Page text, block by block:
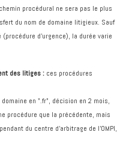
procédural ne sera pas le plus
du nom de domaine litigieux. Sauf
d’urgence), la durée varie
des litiges : ces procédures
domaine en ".fr", décision en 2 mois,
procédure que la précédente, mais
du centre d’arbitrage de l’OMPI,